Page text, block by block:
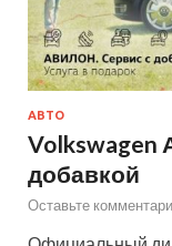
АВТО
Volkswagen
добавкой
Оставьте